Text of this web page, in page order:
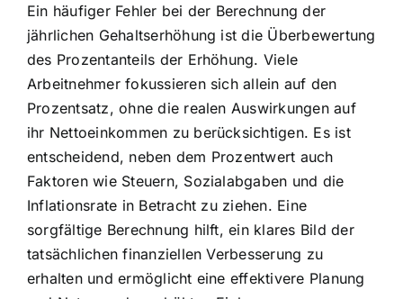
Ein häufiger Fehler bei der Berechnung der
jährlichen Gehaltserhöhung ist die Überbewertung
des Prozentanteils der Erhöhung. Viele
Arbeitnehmer fokussieren sich allein auf den
Prozentsatz, ohne die realen Auswirkungen auf
ihr Nettoeinkommen zu berücksichtigen. Es ist
entscheidend, neben dem Prozentwert auch
Faktoren wie Steuern, Sozialabgaben und die
Inflationsrate in Betracht zu ziehen. Eine
sorgfältige Berechnung hilft, ein klares Bild der
tatsächlichen finanziellen Verbesserung zu
erhalten und ermöglicht eine effektivere Planung